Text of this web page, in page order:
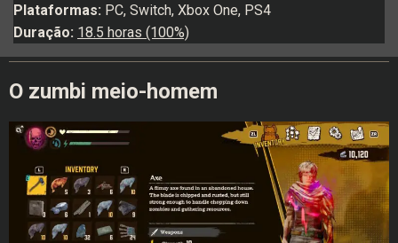
Plataformas: PC, Switch, Xbox One, PS4
Duração: 18.5 horas (100%)
O zumbi meio-homem